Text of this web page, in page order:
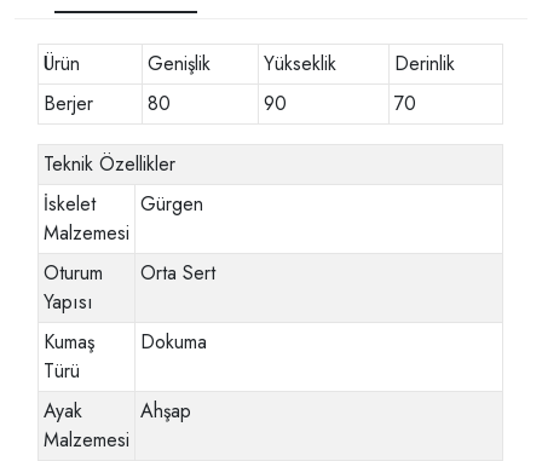
Ürün Genişlik Yükseklik
Derinlik
Berjer
80 90 70
Teknik Özellikler
İskelet
Malzemesi
Gürgen
Oturum
Yapısı
Orta Sert
Kumaş
Türü
Dokuma
Ayak
Malzemesi
Ahşap